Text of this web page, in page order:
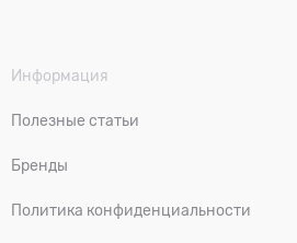
Информация
Полезные статьи
Бренды
Политика конфиденциальности